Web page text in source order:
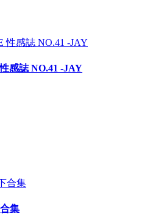
感誌 NO.41 -JAY
集